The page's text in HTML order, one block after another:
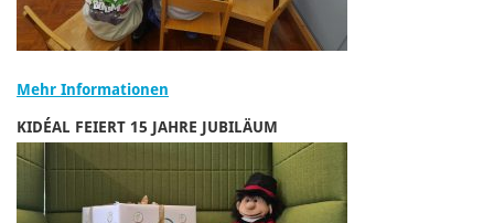
Mehr Informationen
KIDÉAL FEIERT 15 JAHRE JUBILÄUM